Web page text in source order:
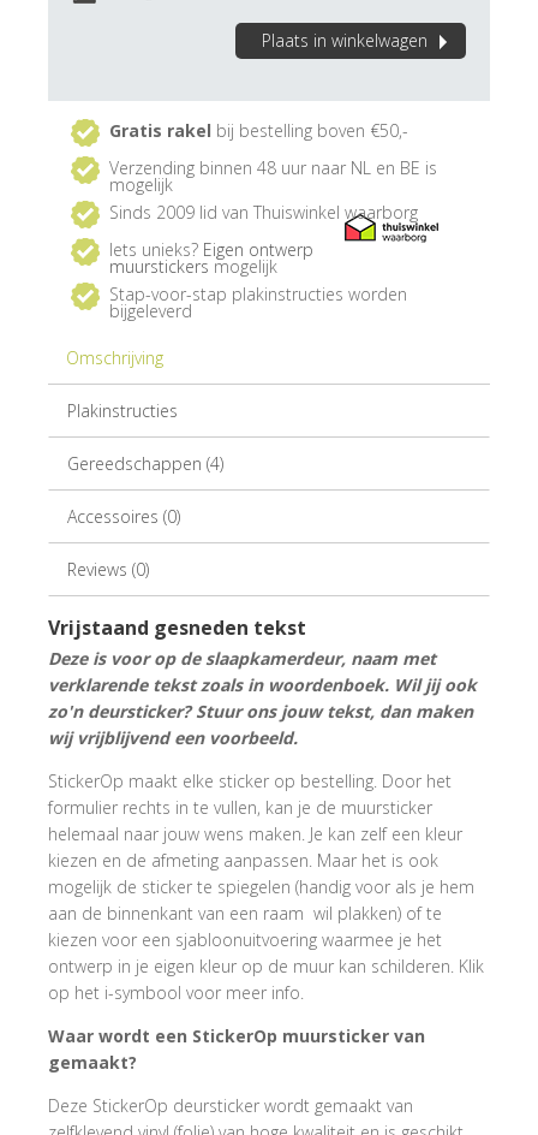
Plaats in winkelwagen
Gratis rakel bij bestelling boven €50,-
Verzending binnen 48 uur naar NL en BE is
mogelijk
Sinds 2009 lid van Thuiswinkel waarborg
Iets unieks? Eigen ontwerp
muurstickers mogelijk
Stap-voor-stap plakinstructies worden
bijgeleverd
Omschrijving
Plakinstructies
Gereedschappen (4)
Accessoires (0)
Reviews (0)
Vrijstaand gesneden tekst
Deze is voor op de slaapkamerdeur, naam met
verklarende tekst zoals in woordenboek. Wil jij ook
zo'n deursticker? Stuur ons jouw tekst, dan maken
wij vrijblijvend een voorbeeld.
StickerOp maakt elke sticker op bestelling. Door het
formulier rechts in te vullen, kan je de muursticker
helemaal naar jouw wens maken. Je kan zelf een kleur
kiezen en de afmeting aanpassen. Maar het is ook
mogelijk de sticker te spiegelen (handig voor als je hem
aan de binnenkant van een raam wil plakken) of te
kiezen voor een sjabloonuitvoering waarmee je het
ontwerp in je eigen kleur op de muur kan schilderen. Klik
op het i-symbool voor meer info.
Waar wordt een StickerOp muursticker van
gemaakt?
Deze StickerOp deursticker wordt gemaakt van